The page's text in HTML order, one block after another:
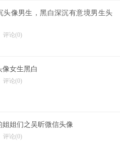
头像男生，黑白深沉有意境男生头
评论(0)
像女生黑白
评论(0)
姐姐们之吴昕微信头像
评论(0)